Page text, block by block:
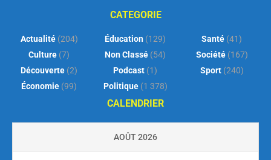
CATEGORIE
Actualité(204)
Culture (7)
Découverte (2)
Économie (99)
Éducation (129)
Non Classé (54)
Podcast (1)
Politique(1 378)
Santé (41)
Société(167)
Sport(240)
CALENDRIER
AOÛT 2026